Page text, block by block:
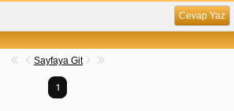
Cevap Yaz
Sayfaya Git
1